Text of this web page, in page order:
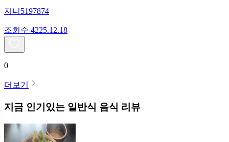
지니5197874
조회수 4225.12.18
0
더보기
지금 인기있는 일반식 음식 리뷰